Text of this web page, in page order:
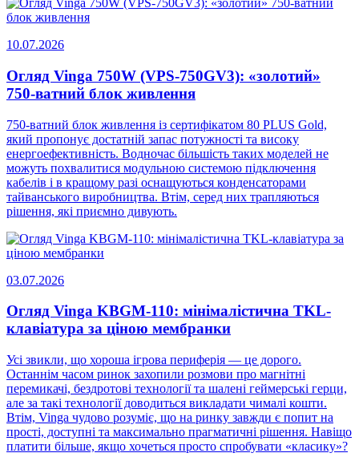
10.07.2026
Огляд Vinga 750W (VPS-750GV3): «золотий»
750-ватний блок живлення
750-ватний блок живлення із сертифікатом 80 PLUS Gold,
який пропонує достатній запас потужності та високу
енергоефективність. Водночас більшість таких моделей не
можуть похвалитися модульною системою підключення
кабелів і в кращому разі оснащуються конденсаторами
тайванського виробництва. Втім, серед них трапляються
рішення, які приємно дивують.
03.07.2026
Огляд Vinga KBGM-110: мінімалістична TKL-
клавіатура за ціною мембранки
Усі звикли, що хороша ігрова периферія — це дорого.
Останнім часом ринок захопили розмови про магнітні
перемикачі, бездротові технології та шалені геймерські герци,
але за такі технології доводиться викладати чималі кошти.
Втім, Vinga чудово розуміє, що на ринку завжди є попит на
прості, доступні та максимально прагматичні рішення. Навіщо
платити більше, якщо хочеться просто спробувати «класику»?